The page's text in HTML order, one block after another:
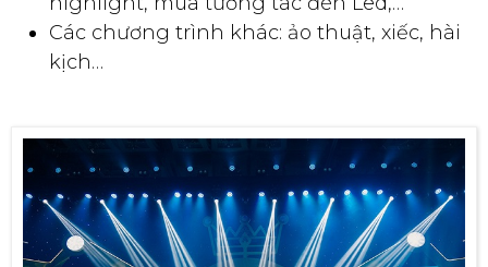
Các chương trình khác: ảo thuật, xiếc, hài
kịch…